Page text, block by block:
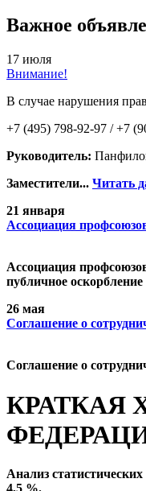
Важное
17 июля
Внимание!
В случае нарушения
+7 (495) 798-92-97 / +7
Руководитель:
Заместители... Читать
21 января
Ассоциация
Ассоциация
публичное
26 мая
Cоглашение о
Cоглашение о
КРАТКАЯ
Анализ